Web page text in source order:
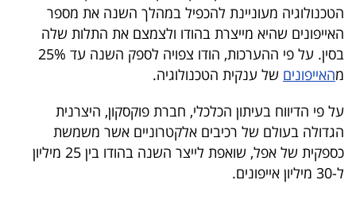
המילון
הכלכלי
פודקאסט
40
UNDER
40
הטכנולוגיה מעוניינת להכפיל במהלך השנה את מספר
האייפונים שהיא מייצרת בהודו ולצמצם את התלות שלה
בסין. על פי ההערכות, הודו צפויה לספק השנה עד 25%
מהאייפונים של ענקית הטכנולוגיה.
על פי הדיווח בעיתון הכלכלי, חברת פוקסקון, היצרנית
הגדולה בעולם של רכיבים אלקטרוניים אשר משמשת
כספקית של אפל, שואפת לייצר השנה בהודו בין 25 מיליון
ל-30 מיליון אייפונים.